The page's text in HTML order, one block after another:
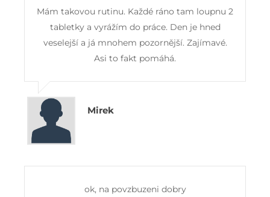
Mám takovou rutinu. Každé ráno tam loupnu 2
tabletky a vyrážím do práce. Den je hned
veselejší a já mnohem pozornější. Zajímavé.
Asi to fakt pomáhá.
Mirek
ok, na povzbuzeni dobry